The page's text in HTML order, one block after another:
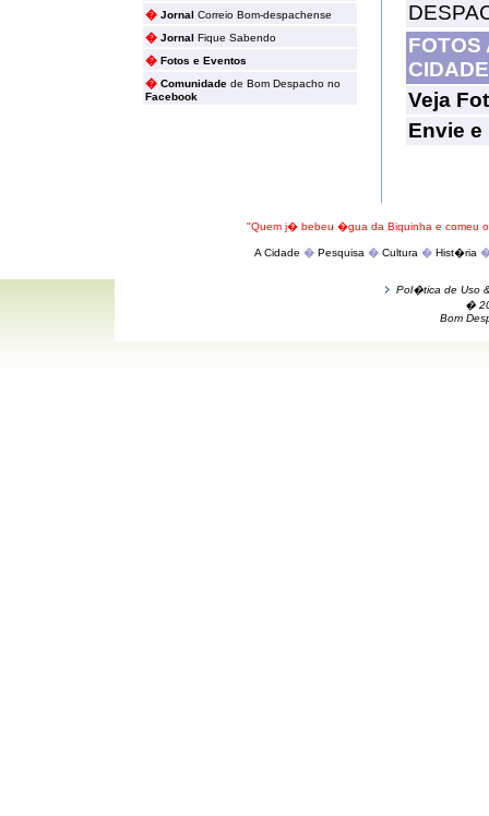
� Jornal Correio Bom-despachense
� Jornal Fique Sabendo
� Fotos e Eventos
� Comunidade de Bom Despacho no
Facebook
FOTOS
CIDADE
Veja
Envie e
"Quem j� bebeu �gua da Biquinha e comeu
A Cidade �Pesquisa � Cultura �Hist�ria
Pol�tica de Uso
�
Bom